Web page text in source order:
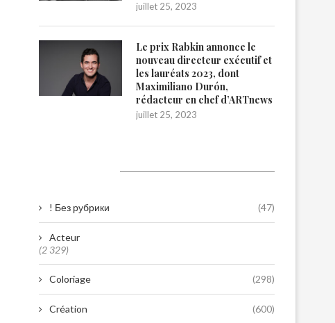
juillet 25, 2023
Le prix Rabkin annonce le
nouveau directeur exécutif et
les lauréats 2023, dont
Maximiliano Durón,
rédacteur en chef d’ARTnews
juillet 25, 2023
! Без рубрики (47)
Acteur
(2 329)
Coloriage (298)
Création (600)